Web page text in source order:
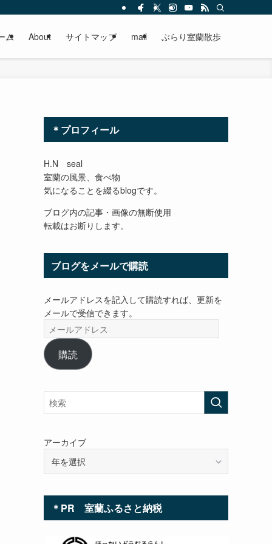
ム About サイトマップ mail ぶらり室蘭散歩
＊プロフィール
H.N seal
室蘭の風景、食べ物
気になることを綴るblogです。
ブログ内の記事・画像の無断使用
転載はお断りします。
ブログをメールで購読
メールアドレスを記入して購読すれば、更新を
メールで受信できます。
ー
ル
ア
レ
ス
購読
アーカイブ
＊PR 室蘭ふるさと納税